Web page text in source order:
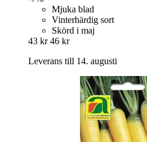
Mjuka blad
Vinterhärdig sort
Skörd i maj
43 kr 46 kr
Leverans till 14. augusti